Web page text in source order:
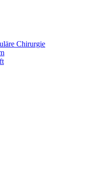
Chirurgie